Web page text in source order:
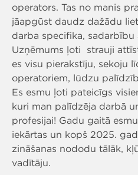
operators. Tas no manis
jāapgūst daudz dažādu
darba specifika, sadarbību
Uzņēmums ļoti strauji
es visu pierakstīju, sekoju
operatoriem, lūdzu
Es esmu ļoti pateicīgs
kuri man palīdzēja darbā
profesijai! Gadu gaitā
iekārtas un kopš 2025.
zināšanas nododu tālāk,
vadītāju.